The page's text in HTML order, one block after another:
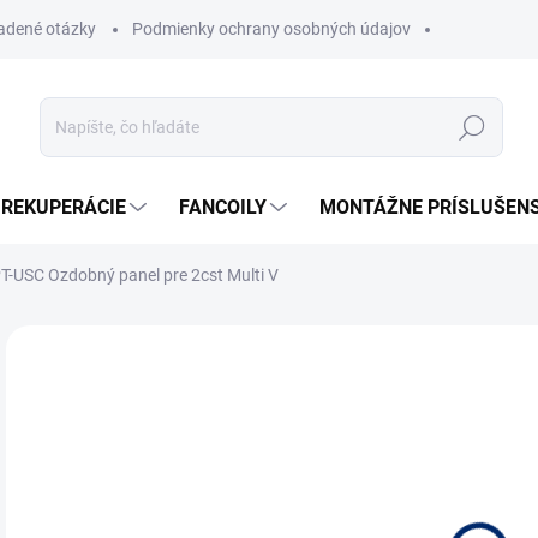
otázky Podmienky ochrany osobných údajov
Hľadať
REKUPERÁCIE FANCOILY MONTÁŽNE
USC Ozdobný panel pre 2cst Multi V